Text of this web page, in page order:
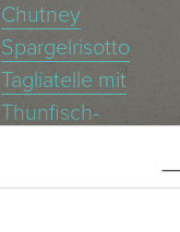
Chutney
Spargelrisotto
Tagliatelle mit
Thunfisch-